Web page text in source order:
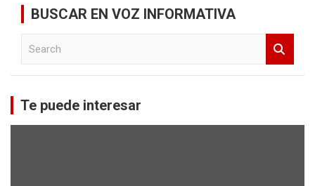
BUSCAR EN VOZ INFORMATIVA
c
h
Te puede interesar